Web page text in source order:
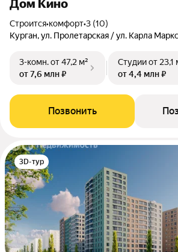
Дом Кино
Строится•комфорт•3 (10)
Курган, ул. Пролетарская / ул. Карла
3-комн.от 47,2 м²
от 7,6 млн ₽
Студииот 23,1
от 4,4 млн ₽
Позвонить
3D-тур